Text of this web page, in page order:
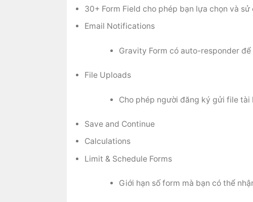
30+ Form Field cho phép bạn lựa chọn và sử
Email Notifications
Gravity Form có auto-responder
File Uploads
Cho phép người đăng ký gửi file tài
Save and Continue
Calculations
Limit & Schedule Forms
Giới hạn số form mà bạn có thể